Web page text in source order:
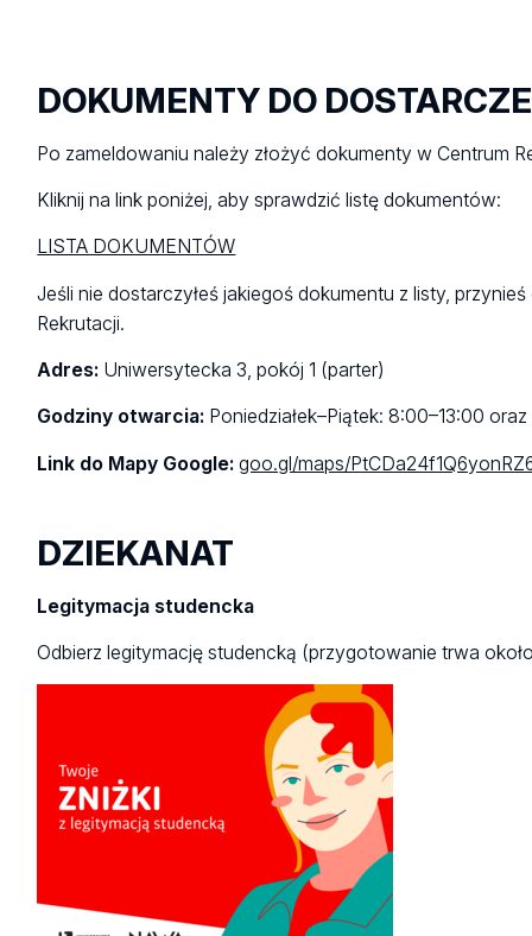
DOKUMENTY DO
Po zameldowaniu należy złożyć dokumenty w Centrum
Kliknij na link poniżej, aby sprawdzić listę dokumentów:
LISTA DOKUMENTÓW
Jeśli nie dostarczyłeś jakiegoś dokumentu z listy,
Rekrutacji.
Adres: Uniwersytecka 3, pokój 1 (parter)
Godziny otwarcia: Poniedziałek–Piątek: 8:00–13:00
Link do Mapy Google: goo.gl/maps/
DZIEKANAT
Legitymacja studencka
Odbierz legitymację studencką (przygotowanie trwa